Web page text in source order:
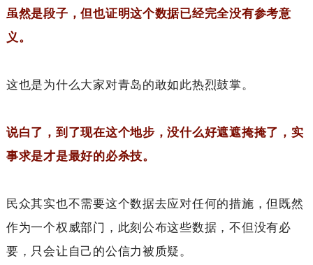
虽然是段子，但也证明这个数据已经完全没有参考意
义。
这也是为什么大家对青岛的敢如此热烈鼓掌。
说白了，到了现在这个地步，没什么好遮遮掩掩了，实
事求是才是最好的必杀技。
民众其实也不需要这个数据去应对任何的措施，但既然
作为一个权威部门，此刻公布这些数据，不但没有必
要，只会让自己的公信力被质疑。